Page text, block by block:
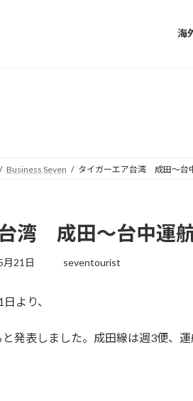
海
Business Seven タイガーエア台湾 成田～台
湾 成田～台中運
月21日 seventourist
より、
発表しました。成田線は週3便、